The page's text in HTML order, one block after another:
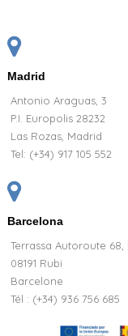
Madrid
Antonio Araguas, 3
P.I. Europolis 28232
Las Rozas, Madrid
Tel: (+34) 917 105 552
Barcelona
Terrassa Autoroute 68,
08191 Rubi
Barcelone
Tél : (+34) 936 756 685